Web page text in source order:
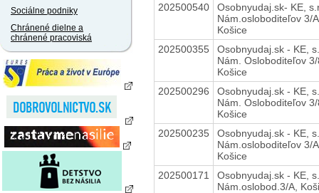
Sociálne podniky
Chránené dielne a
chránené pracoviská
202500540
Osobnyudaj.sk- KE,
Nám.osloboditeľov 3/
Košice
202500355
Osobnyudaj.sk - KE,
Nám. Osloboditeľov
Košice
202500296
Osobnyudaj.sk - KE,
Nám. Osloboditeľov
Košice
202500235
Osobnyudaj.sk - KE,
Nám.osloboditeľov 3/
Košice
202500171
Osobnyudaj.sk - KE,
Nám.oslobod.3/A,